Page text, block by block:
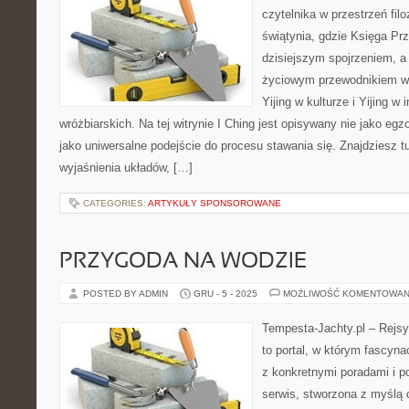
czytelnika w przestrzeń
świątynia, gdzie Księga
dzisiejszym spojrzeniem,
życiowym przewodnikiem
Yijing w kulturze i Yijing w
wróżbiarskich. Na tej witrynie I Ching jest opisywany nie jako
jako uniwersalne podejście do procesu stawania się. Znajdziesz
wyjaśnienia układów, […]
CATEGORIES: ARTYKUŁY SPONSOROWANE
PRZYGODA NA WODZIE
POSTED BY ADMIN GRU - 5 - 2025 MOŻLIWOŚĆ
Tempesta-Jachty.pl –
to portal, w którym
z konkretnymi poradami i
serwis, stworzona z myślą